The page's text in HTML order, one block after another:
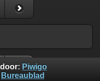
Piwigo
Bureaublad